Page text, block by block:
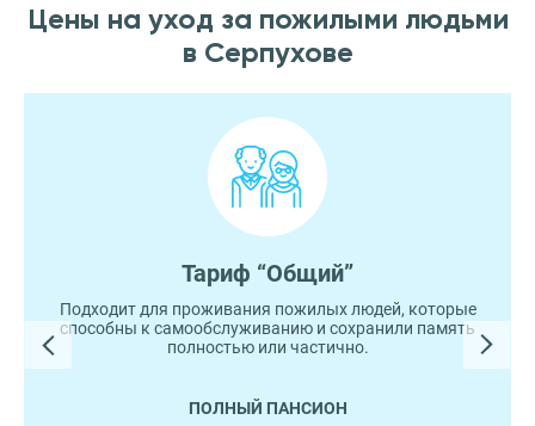
Цены на уход за пожилыми людьми
в Серпухове
Тариф “Общий”
Подходит для проживания пожилых людей, которые
способны к самообслуживанию и сохранили память
полностью или частично.
ПОЛНЫЙ ПАНСИОН